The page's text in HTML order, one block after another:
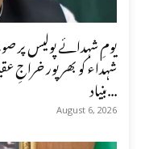
یومِ شہدائے پولیس پر
شہداء کو بھرپور خراجِ
بنیاد...
August 6, 2026